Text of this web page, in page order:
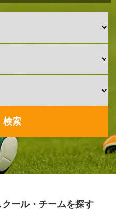
検索
ール・チームを探す